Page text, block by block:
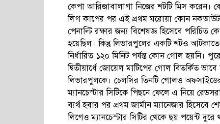
কেপা আরিজাবালাগা নিজের শটটি মিস করেন।
লিগ কাপের পর এই প্রথম ঘরোয়া কোন
পেনাল্টি রক্ষার জন্য বিশেষজ্ঞ হিসেবে পরিচিত
হয়েছিল। কিন্তু লিভারপুলের একটি শটও আটকাতে
নির্ধারিত ১২০ মিনিট পর্যন্ত কোন গোল হয়নি।
দ্বিতীয়ার্ধে জোয়েল মাটিপের গোল বিতর্কিত
লিভারপুলকে। চেলসির তিনটি গোলও
ম্যানচেস্টার সিটিকে পিছনে ফেলে এ নিয়ে
ব্যর্থ হবার পর প্রথম জার্মান ম্যানেজার হিসেবে
লিগেও ম্যানচেস্টার সিটির থেকে ছয় পয়েন্ট